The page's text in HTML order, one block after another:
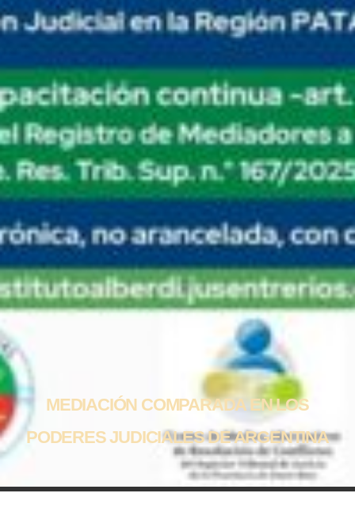
MEDIACIÓN COMPARADA EN LOS
PODERES JUDICIALES DE ARGENTINA